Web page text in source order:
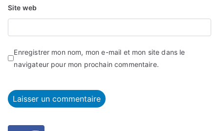
Site web
Enregistrer mon nom, mon e-mail et mon site dans le
navigateur pour mon prochain commentaire.